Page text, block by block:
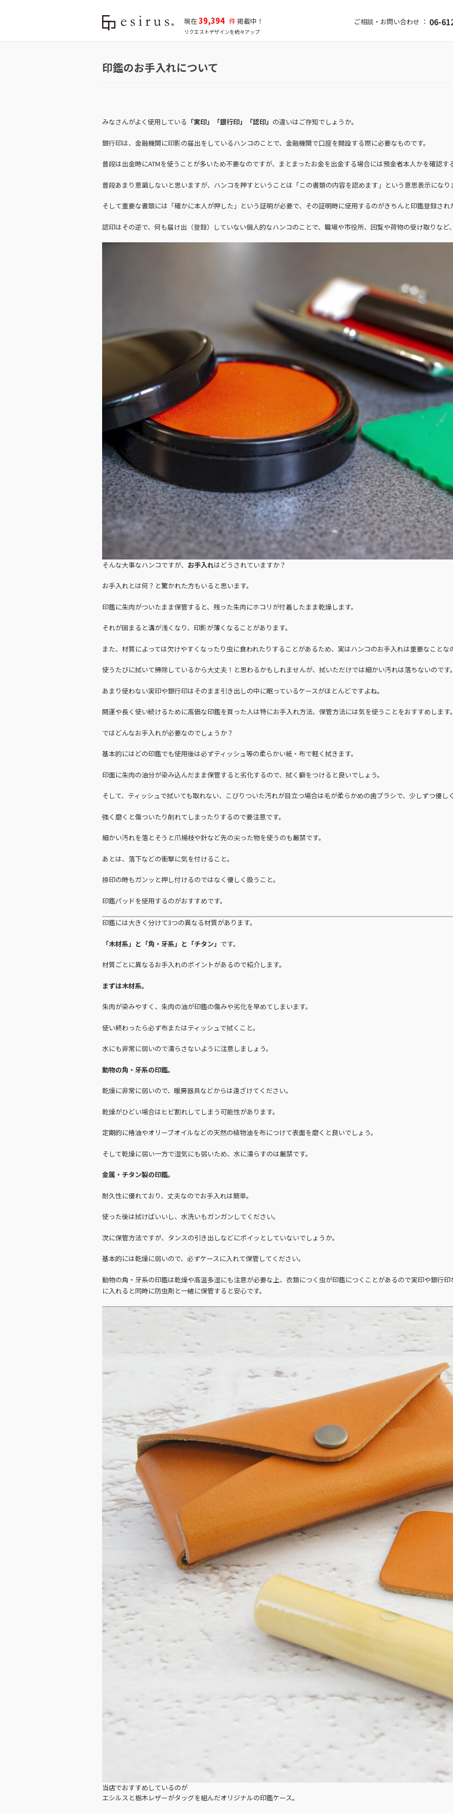
現在39,394 件掲載中！
リクエストデザインを続々アップ
ご相談・お問い合わせ ： 06-
印鑑のお手入れについて
みなさんがよく使用している 「実印」「銀行印」「認印」 の違いはご存知でしょうか。
銀行印は、金融機関に印影の届出をしているハンコのことで、金融機関で口座を開設する際に必要なものです。
普段は出金時にATMを使うことが多いため不要なのですが、まとまったお金を出金する場合には預金者本人かを確認す
普段あまり意識しないと思いますが、ハンコを押すということは「この書類の内容を認めます」という意思表示になり
そして重要な書類には「確かに本人が押した」という証明が必要で、その証明時に使用するのがきちんと印鑑登録され
認印はその逆で、何も届け出（登録）していない個人的なハンコのことで、職場や市役所、回覧や荷物の受け取りなど
そんな大事なハンコですが、 お手入れはどうされていますか？
お手入れとは何？と驚かれた方もいると思います。
印鑑に朱肉がついたまま保管すると、残った朱肉にホコリが付着したまま乾燥します。
それが固まると溝が浅くなり、印影が薄くなることがあります。
また、材質によっては欠けやすくなったり虫に食われたりすることがあるため、実はハンコのお手入れは重要なことな
使うたびに拭いて掃除しているから大丈夫！と思わるかもしれませんが、拭いただけでは細かい汚れは落ちないのです。
あまり使わない実印や銀行印はそのまま引き出しの中に眠っているケースがほとんどですよね。
開運や長く使い続けるために高価な印鑑を買った人は特にお手入れ方法、保管方法には気を使うことをおすすめします。
ではどんなお手入れが必要なのでしょうか？
基本的にはどの印鑑でも使用後は必ずティッシュ等の柔らかい紙・布で軽く拭きます。
印面に朱肉の油分が染み込んだまま保管すると劣化するので、拭く癖をつけると良いでしょう。
そして、ティッシュで拭いても取れない、こびりついた汚れが目立つ場合は毛が柔らかめの歯ブラシで、少しずつ優し
強く磨くと傷ついたり削れてしまったりするので要注意です。
細かい汚れを落とそうと爪楊枝や針など先の尖った物を使うのも厳禁です。
あとは、落下などの衝撃に気を付けること。
捺印の時もガンッと押し付けるのではなく優しく扱うこと。
印鑑パッドを使用するのがおすすめです。
印鑑には大きく分けて3つの異なる材質があります。
「木材系」と「角・牙系」と「チタン」 です。
材質ごとに異なるお手入れのポイントがあるので紹介します。
まずは木材系。
朱肉が染みやすく、朱肉の油が印鑑の傷みや劣化を早めてしまいます。
使い終わったら必ず布またはティッシュで拭くこと。
水にも非常に弱いので濡らさないように注意しましょう。
動物の角・牙系の印鑑。
乾燥に非常に弱いので、暖房器具などからは遠ざけてください。
乾燥がひどい場合はヒビ割れしてしまう可能性があります。
定期的に椿油やオリーブオイルなどの天然の植物油を布につけて表面を磨くと良いでしょう。
そして乾燥に弱い一方で湿気にも弱いため、水に濡らすのは厳禁です。
金属・チタン製の印鑑。
耐久性に優れており、丈夫なのでお手入れは簡単。
使った後は拭けばいいし、水洗いもガンガンしてください。
次に保管方法ですが、タンスの引き出しなどにポイッとしていないでしょうか。
基本的には乾燥に弱いので、必ずケースに入れて保管してください。
動物の角・牙系の印鑑は乾燥や高温多湿にも注意が必要な上、衣類につく虫が印鑑につくことがあるので実印や銀行
に入れると同時に防虫剤と一緒に保管すると安心です。
当店でおすすめしているのが
エシルスと栃木レザーがタッグを組んだオリジナルの印鑑ケース。